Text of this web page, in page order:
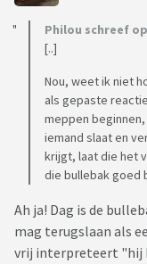
Philou schreef op
[..]
Nou, weet ik niet
als gepaste
meppen
iemand slaat en
krijgt, laat die het
die bullebak goed
Ah ja! Dag is de
mag terugslaan als
vrij interpreteert "hij